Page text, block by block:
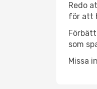
Redo
för att
som
Missa